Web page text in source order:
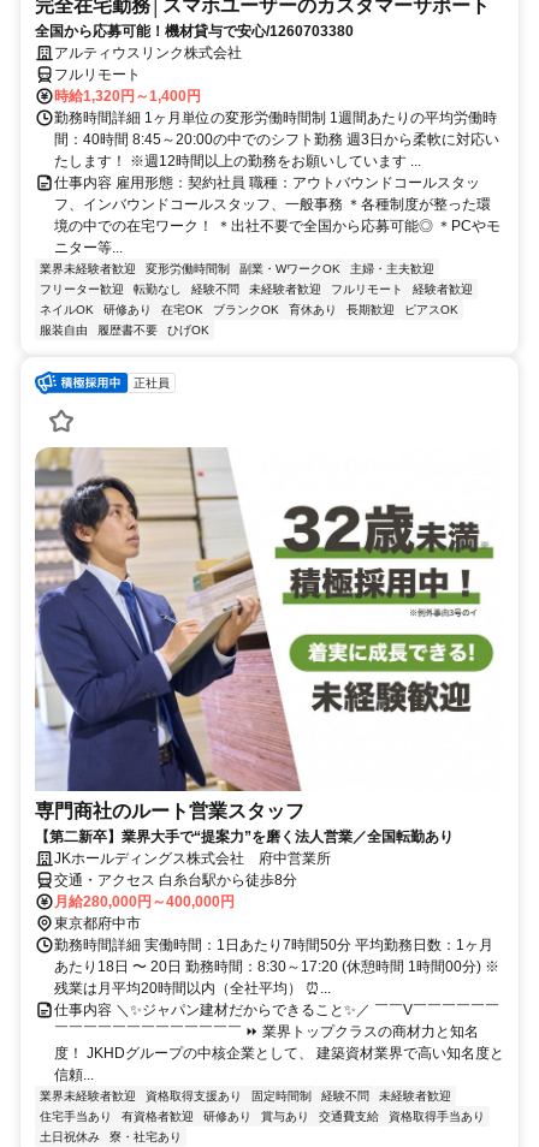
完全在宅勤務│スマホユーザーのカスタマーサポート
全国から応募可能！機材貸与で安心/1260703380
アルティウスリンク株式会社
フルリモート
時給1,320円～1,400円
勤務時間詳細 1ヶ月単位の変形労働時間制 1週間あたりの平均労働時
間：40時間 8:45～20:00の中でのシフト勤務 週3日から柔軟に対応い
たします！ ※週12時間以上の勤務をお願いしています ...
仕事内容 雇用形態：契約社員 職種：アウトバウンドコールスタッ
フ、インバウンドコールスタッフ、一般事務 ＊各種制度が整った環
境の中での在宅ワーク！ ＊出社不要で全国から応募可能◎ ＊PCやモ
ニター等...
業界未経験者歓迎 変形労働時間制 副業・WワークOK
主婦・主夫歓迎
フリーター歓迎
転勤なし 経験不問 未経験者歓迎 フルリモート
経験者歓迎
ネイルOK
研修あり 在宅OK ブランクOK 育休あり 長期歓迎
ピアスOK
服装自由
履歴書不要 ひげOK
正社員
専門商社のルート営業スタッフ
【第二新卒】業界大手で“提案力”を磨く法人営業／全国転勤あり
JKホールディングス株式会社 府中営業所
交通・アクセス 白糸台駅から徒歩8分
月給280,000円～400,000円
東京都府中市
勤務時間詳細 実働時間：1日あたり7時間50分 平均勤務日数：1ヶ月
あたり18日 〜 20日 勤務時間：8:30～17:20 (休憩時間 1時間00分) ※
残業は月平均20時間以内（全社平均） ⏰...
仕事内容 ＼✨ジャパン建材だからできること✨／ ￣￣V￣￣￣￣￣￣
￣￣￣￣￣￣￣￣￣￣￣￣￣ ⏩ 業界トップクラスの商材力と知名
度！ JKHDグループの中核企業として、 建築資材業界で高い知名度と
信頼...
業界未経験者歓迎 資格取得支援あり 固定時間制 経験不問
未経験者歓迎
住宅手当あり
有資格者歓迎 研修あり 賞与あり 交通費支給
資格取得手当あり
土日祝休み
寮・社宅あり